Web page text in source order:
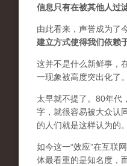
信息只有在被其他人过
由此看来，声誉成为了
建立方式使得我们依赖
这并不是什么新鲜事，
一现象被高度突出化了。
太早就不提了。80年代
字，就很容易被大众认同
的人们就是这样认为的。
如今这一“效应”在互联
体最看重的是知名度，